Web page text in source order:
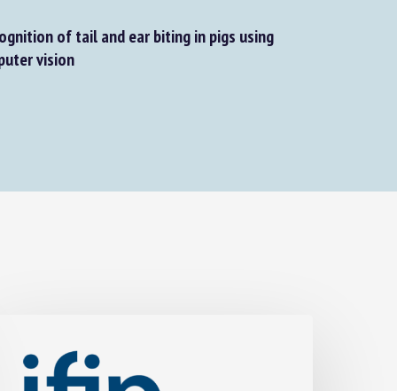
of tail and ear biting in pigs using
vision